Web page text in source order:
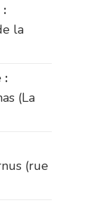
la
:
(La
(rue